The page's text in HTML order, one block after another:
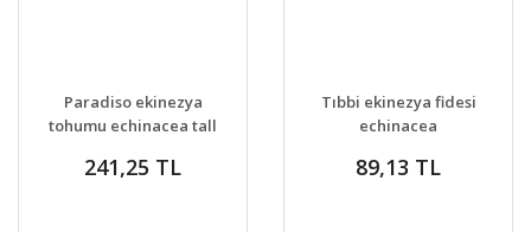
DETAYLAR SEPETE EKLE
Paradiso ekinezya
tohumu echinacea tall
241,25 TL
DETAYLAR
VER
Tıbbi ekinezya fidesi
echinacea
89,13 TL